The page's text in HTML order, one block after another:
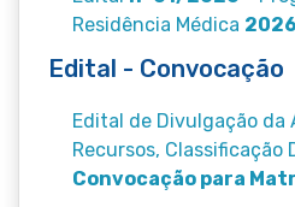
Residência Médica 2026
Edital - Convocação
Edital de Divulgação da
Recursos, Classificação
Convocação para